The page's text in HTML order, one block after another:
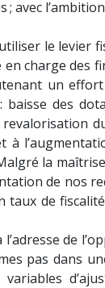
avec
le levier
charge des
un effort
des
à
la
de nos
taux de
de
pas dans